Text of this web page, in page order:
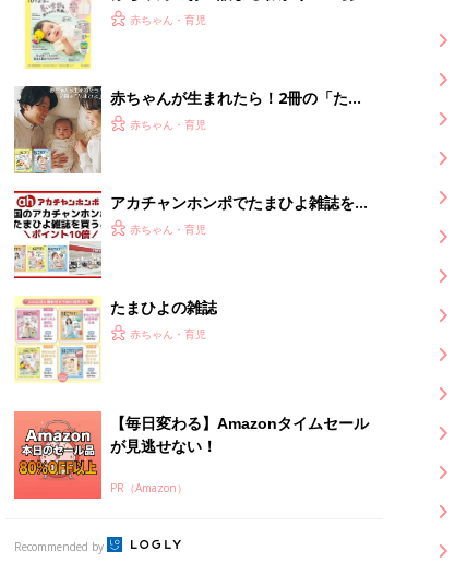
てのひよこクラブ 夏号』〈巻頭大特
赤ちゃん・育児
赤ちゃんが生まれたら！2冊の「たま
ひよ」
赤ちゃん・育児
アカチャンホンポでたまひよ雑誌を買
うとポイント10倍【期間限定】
赤ちゃん・育児
たまひよの雑誌
赤ちゃん・育児
【毎日変わる】Amazonタイムセール
が見逃せない！
PR（Amazon）
Recommended by